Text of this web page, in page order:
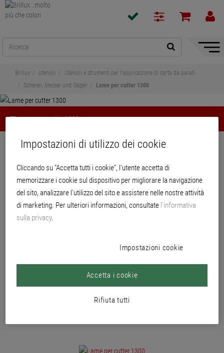
Mostra
Brillux Utensili
Utensili e strumenti per l'applicazione di carta da parati
Scheren, Messer und Sägen
Lame per cutter 1300
Lame per cutter 1300
Lame per cutter 1300
Lama affi lata con angolo di taglio acuto per tagli fi ni, veloci e precisi.
Impostazioni di utilizzo dei cookie
Cliccando su “Accetta tutti i cookie”, l'utente accetta di
memorizzare i cookie sul dispositivo per migliorare la navigazione
del sito, analizzare l'utilizzo del sito e assistere nelle nostre attività
di marketing. Per ulteriori informazioni, consultate l’informativa
sulla privacy.
Impostazioni cookie
Rifiuta tutti
Accetta i cookie